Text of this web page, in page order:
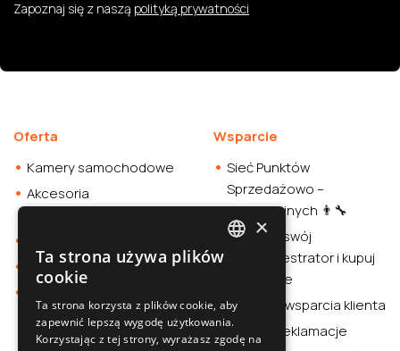
Zapoznaj się z naszą polityką prywatności
Oferta
Kamery samochodowe
Akcesoria
Stacja zasilania
Wsparcie
Sieć Punktów
Sprzedażowo –
Instalacyjnych 👨‍🔧
Sprawdź swój
wideorejestrator i kupuj
rozważnie
Centrum wsparcia klienta
Zwroty i reklamacje
ENGLISH
×
Ta strona używa plików
cookie
Ta strona korzysta z plików cookie, aby
zapewnić lepszą wygodę użytkowania.
Korzystając z tej strony, wyrażasz zgodę na